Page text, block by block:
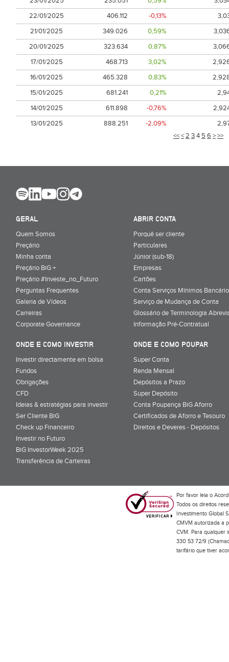
<<<2 34 5 6 >>>
22/01/2025
406.112 -0,13%
21/01/2025
349.026 0,59%
20/01/2025
323.634 0,87%
17/01/2025
468.713 3,02%
16/01/2025
465.328 0,83%
15/01/2025
681.241 0,21%
14/01/2025
611.898 -0,76%
13/01/2025
888.251 -2,09%
GERAL
Quem Somos
Preçário
Minha conta
Preçário BiG +
Preçário #Investe_no_Futuro
Perguntas Frequentes
Galeria de Vídeos
Carreiras
Corporate Governance
ABRIR CONTA
Porquê ser cliente
Particulares
Júnior (sub-18)
Empresas
Cartões
Conta Serviços Mínimos
Serviço de Mudança de Conta
Glossário de Terminologia
Informação Pré-Contratual
ONDE E COMO INVESTIR
Investir directamente em bolsa
Fundos
Obrigações
CFD
Ideias & estratégias para investir
Ser Cliente BiG
Check up Financeiro
Investir no Futuro
BiG InvestorWeek 2025;
Transferência de Carteiras;
ONDE E COMO POUPAR
Super Conta
Renda Mensal
Depósitos a Prazo
Super Depósito
Conta Poupança BiG Aforro
Certificados de Aforro e Tesouro
Direitos e Deveres - Depósitos
Por favor leia o
Todos os direitos
Investimento Global
CMVM autorizada a
CVM. Para qualquer
330 53 72/9
tarifário que tiver